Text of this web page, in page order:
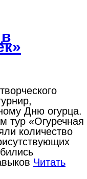
Дню огурца.
тур «Огуречная
количество
Читать